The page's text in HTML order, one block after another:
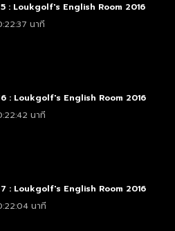
: Loukgolf's English Room 2016
นาที
: Loukgolf's English Room 2016
นาที
: Loukgolf's English Room 2016
นาที